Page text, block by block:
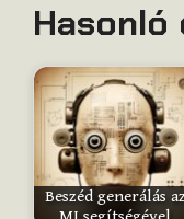
e
t
h
i
t
Hasonló
Beszéd generálás az